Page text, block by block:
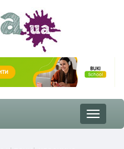
Toggle